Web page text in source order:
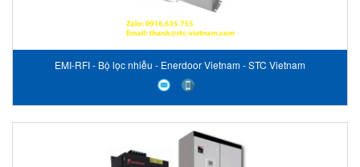
EMI-RFI - Bộ lọc nhiễu - Enerdoor Vietnam - STC Vietnam